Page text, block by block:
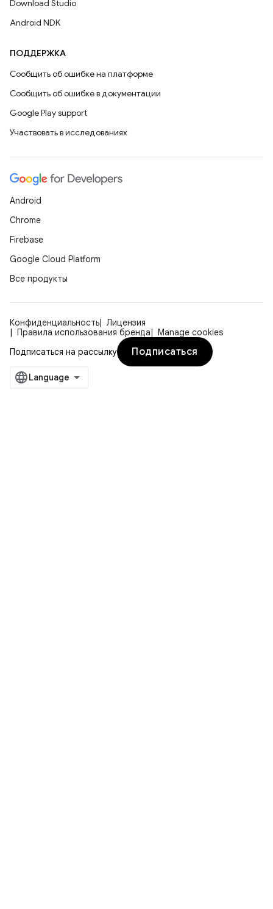
Download Studio
Android NDK
ПОДДЕРЖКА
Сообщить об ошибке на платформе
Сообщить об ошибке в документации
Google Play support
Участвовать в исследованиях
Android
Chrome
Firebase
Google Cloud Platform
Все продукты
Конфиденциальность
Лицензия
Правила использования бренда
Manage cookies
Подписаться на рассылку
Подписаться